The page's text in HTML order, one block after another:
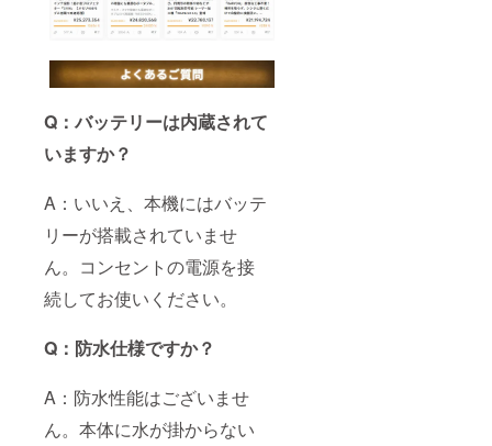
Q：バッテリーは内蔵されて
いますか？
A：いいえ、本機にはバッテ
リーが搭載されていませ
ん。コンセントの電源を接
続してお使いください。
Q：防水仕様ですか？
A：防水性能はございませ
ん。本体に水が掛からない